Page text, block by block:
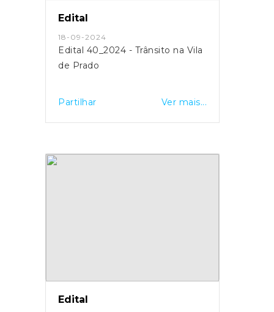
Edital
18-09-2024
Edital 40_2024 - Trânsito na Vila
de Prado
Partilhar Ver mais...
Edital